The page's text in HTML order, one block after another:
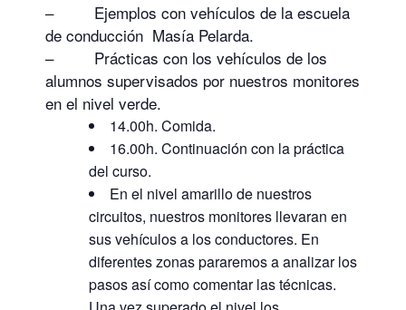
– Ejemplos con vehículos de la escuela
de conducción Masía Pelarda.
– Prácticas con los vehículos de los
alumnos supervisados por nuestros monitores
en el nivel verde.
14.00h. Comida.
16.00h. Continuación con la práctica
del curso.
En el nivel amarillo de nuestros
circuitos, nuestros monitores llevaran en
sus vehículos a los conductores. En
diferentes zonas pararemos a analizar los
pasos así como comentar las técnicas.